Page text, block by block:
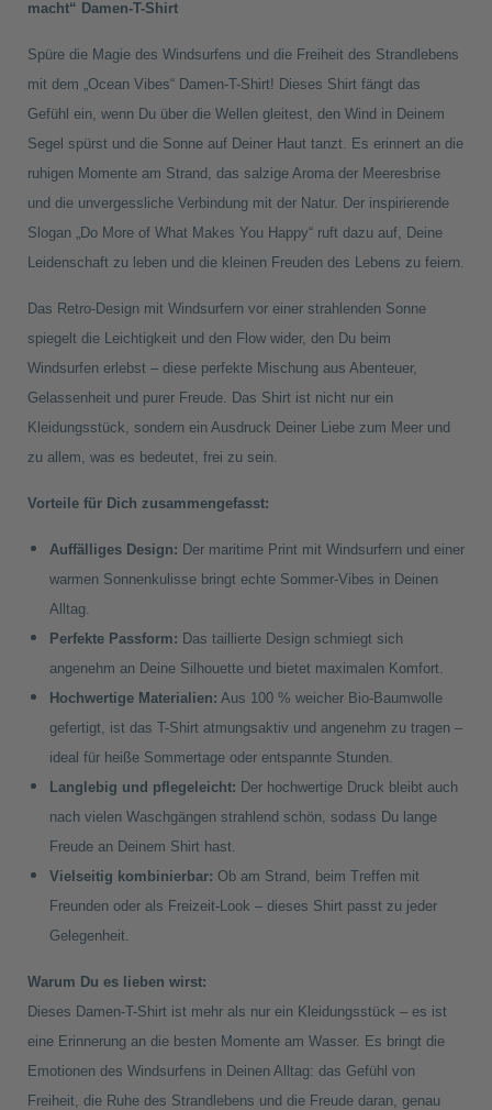
Rundhals
T-
Shirt
-
do
more-
Rundhals
T-
Shirt
-
do
more-
macht“ Damen-T-Shirt
Spüre die Magie des Windsurfens und die Freiheit des Strandlebens
mit dem „Ocean Vibes“ Damen-T-Shirt! Dieses Shirt fängt das
Gefühl ein, wenn Du über die Wellen gleitest, den Wind in Deinem
Segel spürst und die Sonne auf Deiner Haut tanzt. Es erinnert an die
ruhigen Momente am Strand, das salzige Aroma der Meeresbrise
und die unvergessliche Verbindung mit der Natur. Der inspirierende
Slogan „Do More of What Makes You Happy“ ruft dazu auf, Deine
Leidenschaft zu leben und die kleinen Freuden des Lebens zu feiern.
Das Retro-Design mit Windsurfern vor einer strahlenden Sonne
spiegelt die Leichtigkeit und den Flow wider, den Du beim
Windsurfen erlebst – diese perfekte Mischung aus Abenteuer,
Gelassenheit und purer Freude. Das Shirt ist nicht nur ein
Kleidungsstück, sondern ein Ausdruck Deiner Liebe zum Meer und
zu allem, was es bedeutet, frei zu sein.
Vorteile für Dich zusammengefasst:
Auffälliges Design: Der maritime Print mit Windsurfern und einer
warmen Sonnenkulisse bringt echte Sommer-Vibes in Deinen
Alltag.
Perfekte Passform: Das taillierte Design schmiegt sich
angenehm an Deine Silhouette und bietet maximalen Komfort.
Hochwertige Materialien: Aus 100 % weicher Bio-Baumwolle
gefertigt, ist das T-Shirt atmungsaktiv und angenehm zu tragen –
ideal für heiße Sommertage oder entspannte Stunden.
Langlebig und pflegeleicht: Der hochwertige Druck bleibt auch
nach vielen Waschgängen strahlend schön, sodass Du lange
Freude an Deinem Shirt hast.
Vielseitig kombinierbar: Ob am Strand, beim Treffen mit
Freunden oder als Freizeit-Look – dieses Shirt passt zu jeder
Gelegenheit.
Warum Du es lieben wirst:
Dieses Damen-T-Shirt ist mehr als nur ein Kleidungsstück – es ist
eine Erinnerung an die besten Momente am Wasser. Es bringt die
Emotionen des Windsurfens in Deinen Alltag: das Gefühl von
Freiheit, die Ruhe des Strandlebens und die Freude daran, genau